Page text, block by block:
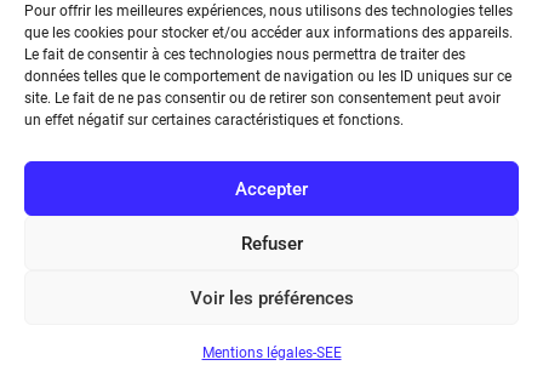
Pour offrir les meilleures expériences, nous utilisons des technologies telles
que les cookies pour stocker et/ou accéder aux informations des appareils.
Le fait de consentir à ces technologies nous permettra de traiter des
données telles que le comportement de navigation ou les ID uniques sur ce
site. Le fait de ne pas consentir ou de retirer son consentement peut avoir
un effet négatif sur certaines caractéristiques et fonctions.
Accepter
Refuser
Voir les préférences
Mentions légales-SEE
Conditions Générales de Vente
Téléphone : (+33) 1 56 90 37 17
N° de SIREN : 785 393 232, Code APE : 9412Z TVA intra-
communautaire : FR44 785 393 232